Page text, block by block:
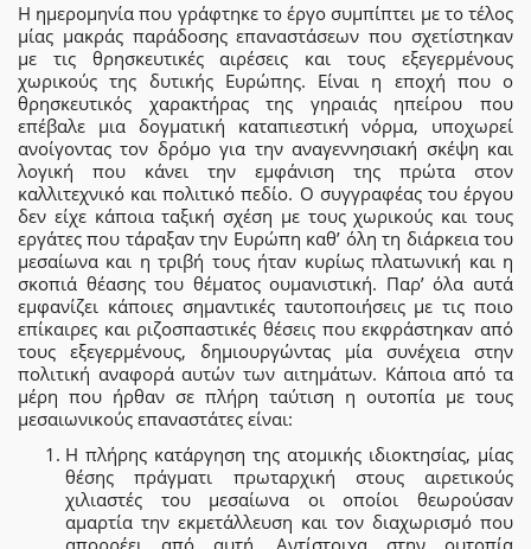
Η ημερομηνία που γράφτηκε το έργο συμπίπτει με το τέλος
μίας μακράς παράδοσης επαναστάσεων που σχετίστηκαν
με τις θρησκευτικές αιρέσεις και τους εξεγερμένους
χωρικούς της δυτικής Ευρώπης. Είναι η εποχή που ο
θρησκευτικός χαρακτήρας της γηραιάς ηπείρου που
επέβαλε μια δογματική καταπιεστική νόρμα, υποχωρεί
ανοίγοντας τον δρόμο για την αναγεννησιακή σκέψη και
λογική που κάνει την εμφάνιση της πρώτα στον
καλλιτεχνικό και πολιτικό πεδίο. Ο συγγραφέας του έργου
δεν είχε κάποια ταξική σχέση με τους χωρικούς και τους
εργάτες που τάραξαν την Ευρώπη καθ’ όλη τη διάρκεια του
μεσαίωνα και η τριβή τους ήταν κυρίως πλατωνική και η
σκοπιά θέασης του θέματος ουμανιστική. Παρ’ όλα αυτά
εμφανίζει κάποιες σημαντικές ταυτοποιήσεις με τις ποιο
επίκαιρες και ριζοσπαστικές θέσεις που εκφράστηκαν από
τους εξεγερμένους, δημιουργώντας μία συνέχεια στην
πολιτική αναφορά αυτών των αιτημάτων. Κάποια από τα
μέρη που ήρθαν σε πλήρη ταύτιση η ουτοπία με τους
μεσαιωνικούς επαναστάτες είναι:
Η πλήρης κατάργηση της ατομικής ιδιοκτησίας, μίας
θέσης πράγματι πρωταρχική στους αιρετικούς
χιλιαστές του μεσαίωνα οι οποίοι θεωρούσαν
αμαρτία την εκμετάλλευση και τον διαχωρισμό που
απορρέει από αυτή. Αντίστοιχα στην ουτοπία